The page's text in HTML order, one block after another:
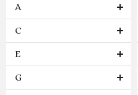
A
C
E
G